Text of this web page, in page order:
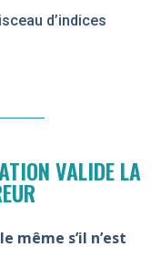
d’indices
VALIDE LA
même s’il n’est